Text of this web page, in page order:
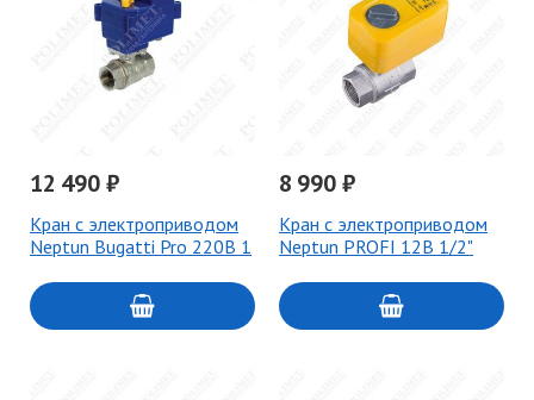
12 490 ₽
Кран с электроприводом
Neptun Bugatti Pro 220В 1
8 990 ₽
Кран с электроприводом
Neptun PROFI 12В 1/2"